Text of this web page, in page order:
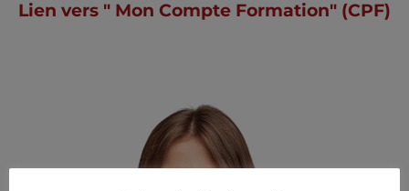
Lien vers " Mon Compte Formation" (CPF)